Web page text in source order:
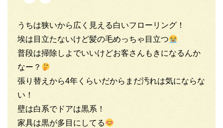
うちは狭いから広く見える白いフローリング！
埃は目立たないけど髪の毛めっちゃ目立つ
普段は掃除しよでいいけどお客さんもきになるんか
なー？
張り替えから4年くらいだからまだ汚れは気にならな
い！
壁は白系でドアは黒系！
家具は黒が多目にしてる